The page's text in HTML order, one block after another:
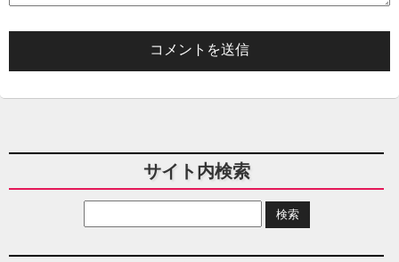
サイト内検索